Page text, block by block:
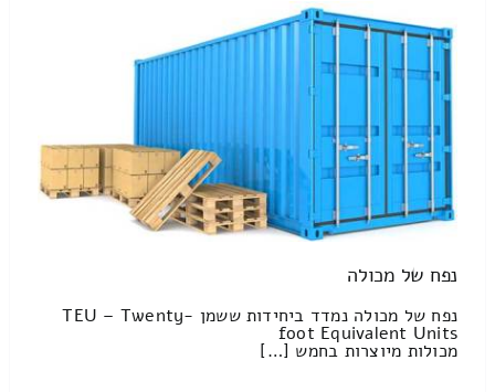
נפח של מכולה
נפח של מכולה נמדד ביחידות ששמן TEU – Twenty-
foot Equivalent Units
מכולות מיוצרות בחמש […]